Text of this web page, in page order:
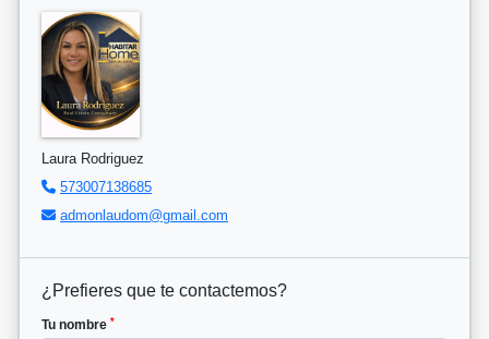
Laura Rodriguez
573007138685
admonlaudom@gmail.com
¿Prefieres que te contactemos?
Tu nombre *